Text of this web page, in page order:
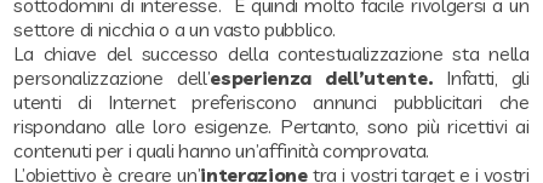
sottodomini di interesse. È quindi molto facile rivolgersi a un
settore di nicchia o a un vasto pubblico.
La chiave del successo della contestualizzazione sta nella
personalizzazione dell’esperienza dell’utente. Infatti, gli
utenti di Internet preferiscono annunci pubblicitari che
rispondano alle loro esigenze. Pertanto, sono più ricettivi ai
contenuti per i quali hanno un’affinità comprovata.
L’obiettivo è creare un’interazionetra i vostri target e i vostri